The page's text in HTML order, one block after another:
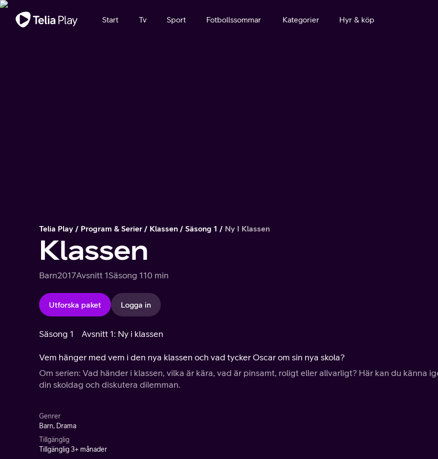
Viktigt meddelande
Start Tv Sport Fotbollssommar Kategorier Hyr & köp
Telia Play Program & Serier Klassen Säsong 1 Ny I Klassen
Klassen
Barn2017Avsnitt 1Säsong 110 min
Utforska paket Logga in
Säsong 1 Avsnitt 1: Ny i klassen
Vem hänger med vem i den nya klassen och vad tycker Oscar om sin nya skola?
Om serien: Vad händer i klassen, vilka är kära, vad är pinsamt, roligt eller allvarligt? Här kan du känna
din skoldag och diskutera dilemman.
Genrer
Barn, Drama
Tillgänglig
Tillgänglig 3+ månader